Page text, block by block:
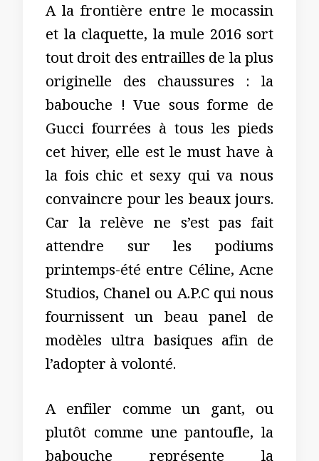
A la frontière entre le mocassin
et la claquette, la mule 2016 sort
tout droit des entrailles de la plus
originelle des chaussures : la
babouche ! Vue sous forme de
Gucci fourrées à tous les pieds
cet hiver, elle est le must have à
la fois chic et sexy qui va nous
convaincre pour les beaux jours.
Car la relève ne s’est pas fait
attendre sur les podiums
printemps-été entre Céline, Acne
Studios, Chanel ou A.P.C qui nous
fournissent un beau panel de
modèles ultra basiques afin de
l’adopter à volonté.
A enfiler comme un gant, ou
plutôt comme une pantoufle, la